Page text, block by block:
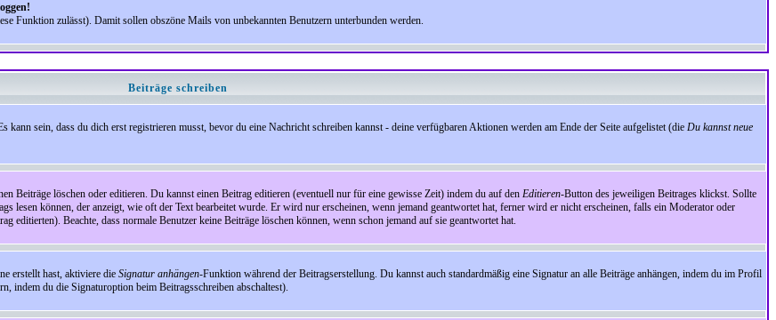
Funktion zulässt). Damit sollen obszöne Mails von unbekannten Benutzern unterbunden werden.
Beiträge schreiben
sein, dass du dich erst registrieren musst, bevor du eine Nachricht schreiben kannst - deine verfügbaren Aktionen werden am Ende der Seite aufgelistet (die Du kannst neue
Beiträge löschen oder editieren. Du kannst einen Beitrag editieren (eventuell nur für eine gewisse Zeit) indem du auf den Editieren-Button des jeweiligen Beitrages klickst. Sollte
lesen können, der anzeigt, wie oft der Text bearbeitet wurde. Er wird nur erscheinen, wenn jemand geantwortet hat, ferner wird er nicht erscheinen, falls ein Moderator oder
Beachte, dass normale Benutzer keine Beiträge löschen können, wenn schon jemand auf sie geantwortet hat.
erstellt hast, aktiviere die Signatur anhängen-Funktion während der Beitragserstellung. Du kannst auch standardmäßig eine Signatur an alle Beiträge anhängen, indem du im Profil
indem du die Signaturoption beim Beitragsschreiben abschaltest).